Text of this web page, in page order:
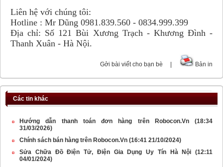
Liên hệ với chúng tôi:
Hotline : Mr Dũng 0981.839.560 - 0834.999.399
Địa chỉ: Số 121 Bùi Xương Trạch - Khương Đình -
Thanh Xuân - Hà Nội.
Gởi bài viết cho bạn bè Bản in
Các tin khác
Hướng dẫn thanh toán đơn hàng trên Robocon.Vn(18:34
31/03/2026)
Chính sách bán hàng trên Robocon.Vn (16:41 21/10/2024)
Sửa Chữa Đồ Điện Tử, Điện Gia Dụng Uy Tín Hà Nội (12:11
04/01/2024)